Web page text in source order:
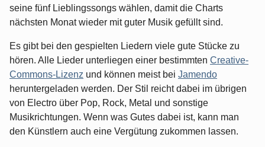
seine fünf Lieblingssongs wählen, damit die Charts
nächsten Monat wieder mit guter Musik gefüllt sind.
Es gibt bei den gespielten Liedern viele gute Stücke zu
hören. Alle Lieder unterliegen einer bestimmten Creative-
Commons-Lizenz und können meist bei Jamendo
heruntergeladen werden. Der Stil reicht dabei im übrigen
von Electro über Pop, Rock, Metal und sonstige
Musikrichtungen. Wenn was Gutes dabei ist, kann man
den Künstlern auch eine Vergütung zukommen lassen.